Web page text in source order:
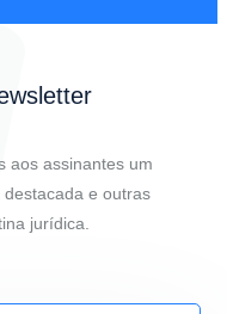
aos assinantes um
e outras
jurídica.